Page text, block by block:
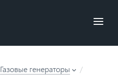
Газовые генераторы